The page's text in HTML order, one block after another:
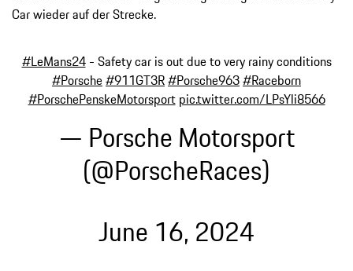
Car wieder auf der Strecke.
#LeMans24- Safety car is out due to very rainy conditions
#Porsche#911GT3R#Porsche963#Raceborn
#PorschePenskeMotorsport pic.twitter.com/LPsYli8566
— Porsche Motorsport
(@PorscheRaces)
June 16, 2024